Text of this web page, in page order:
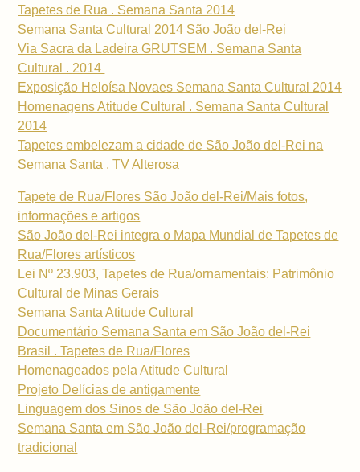
Tapetes de Rua . Semana Santa 2014
Semana Santa Cultural 2014 São João del-Rei
Via Sacra da Ladeira GRUTSEM . Semana Santa
Cultural . 2014
Exposição Heloísa Novaes Semana Santa Cultural 2014
Homenagens Atitude Cultural . Semana Santa Cultural
2014
Tapetes embelezam a cidade de São João del-Rei na
Semana Santa . TV Alterosa
Tapete de Rua/Flores São João del-Rei/Mais fotos,
informações e artigos
São João del-Rei integra o Mapa Mundial de Tapetes de
Rua/Flores artísticos
Lei Nº 23.903, Tapetes de Rua/ornamentais: Patrimônio
Cultural de Minas Gerais
Semana Santa Atitude Cultural
Documentário Semana Santa em São João del-Rei
Brasil . Tapetes de Rua/Flores
Homenageados pela Atitude Cultural
Projeto Delícias de antigamente
Linguagem dos Sinos de São João del-Rei
Semana Santa em São João del-Rei/programação
tradicional